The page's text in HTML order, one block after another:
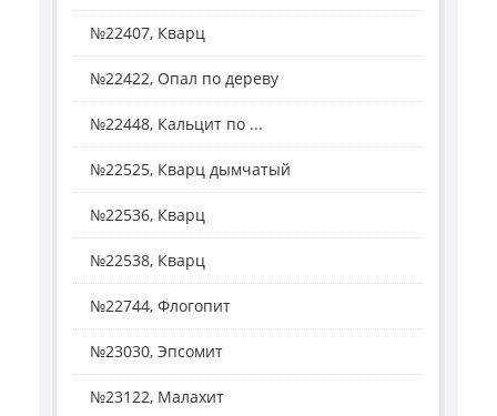
№22407, Кварц
№22422, Опал по дереву
№22448, Кальцит по ...
№22525, Кварц дымчатый
№22536, Кварц
№22538, Кварц
№22744, Флогопит
№23030, Эпсомит
№23122, Малахит